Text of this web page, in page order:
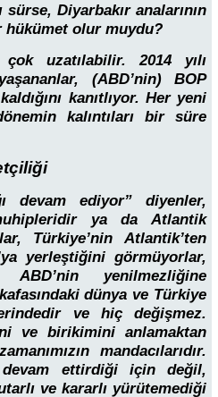
sürse, Diyarbakır analarının
hükümet olur muydu?
uzatılabilir. 2014 yılı
(ABD’nin) BOP
kanıtlıyor. Her yeni
kalıntıları bir süre
devam ediyor” diyenler,
ya da Atlantik
Türkiye’nin Atlantik’ten
yerleştiğini görmüyorlar,
yenilmezliğine
dünya ve Türkiye
ve hiç değişmez.
ve birikimini anlamaktan
mandacılarıdır.
devam ettirdiği için değil,
ve kararlı yürütemediği